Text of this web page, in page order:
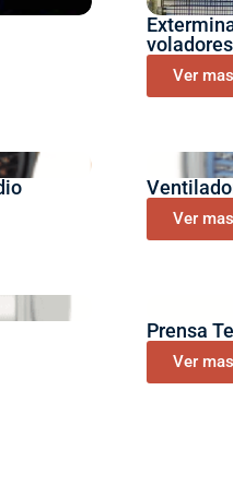
voladores
Ver mas
Ver mas
Prensa
Ver mas